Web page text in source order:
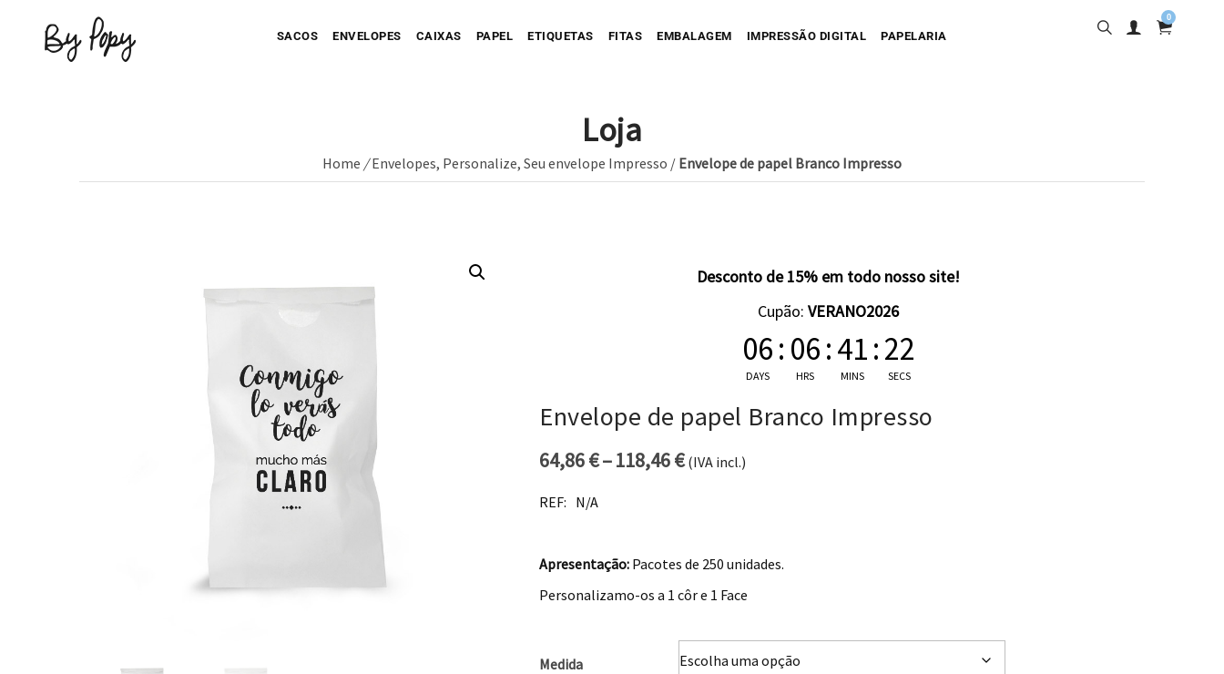
0
SACOS ENVELOPES CAIXAS
Sua Caixa Impressa Caixa Recortada
Caixa Full Color
PAPEL ETIQUETAS
Sua Etiqueta Impressa Etiqueta Adesiva
FITAS EMBALAGEM
Sua Fita Adesiva Impressa
IMPRESSÃO DIGITAL PAPELARIA
Loja
Home /Envelopes, Personalize, Seu envelope Impresso / Envelope de papel Branco Impresso
Desconto de 15% em todo nosso site!
Cupão: VERANO2026
06
DAYS
: 06
HRS
:41
MINS
:22
SECS
Envelope de papel Branco Impresso
64,86€–118,46€
Price range: 64,86 € through 118,46 €
(IVA incl.)
REF: N/A
Apresentação: Pacotes de 250 unidades.
Personalizamo-os a 1 côr e 1 Face
Medida